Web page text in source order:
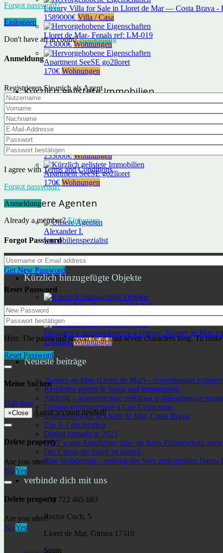
Forgot password?
Einloggen
Don't have an account?Anmeldung
Anmeldung
Registrieren Sie mich als Agent
I agree with Terms and Conditions
Forgot password?
Anmeldung
Already a member?Einloggen
Forgot Password
Get New Password
Reset Password
Hint: The password should be at least seven characters long. To
Reset Password
Meine Suchen
Nah dran
×Close Agent account needed!
Delete property
Are you sure?
NoYes
Delete property
Are you sure?
NoYes
Luxury Villa for Sale in Lloret de Mar — Costa Brava -
1589000€ Villa / Casa
Lloret de Mar- Fenals ref: LM-019
233000€Wohnungen
Apartment SeeSE go2lloret
170€ Wohnungen
Kürzlich gelistete Immobilien
1589000€
Lloret de Mar- Fenals ref: LM-019
233000€Wohnungen
Apartment SeeSE go2lloret
170€Wohnungen
Unsere Agenten
Alexander I.
Immobilienspezialist
Kürzlich hinzugefügte Objekte
Lloret de Mar- Fenals ref: LM-019
233000€Wohnungen
Продаётся недвижимость в городе Льорет де Мар
156000€Wohnungen
Neueste beiträge
Льорет-де-Мар (Lloret de Mar) – популярный
Residence permit in Spain and immigration
Andorra – живописные пейзажи и панорамные
Первое путешествие в Сан Себастьян
Immobilienkauf in Lloret de Mar, Costa Brava
The S-1 declaration
Digital nomads in 2023
DGT warnt Autofahrer, dass sie ihren Führerschein
Der Cirque du Soleil ist zurück
Eine Wanderung – entlang des Sees zum größten Baum
verbinde dich mit uns
+34 722 465 683
Rector Coch, 5
Lloret de Mar, Girona 17310
Spain